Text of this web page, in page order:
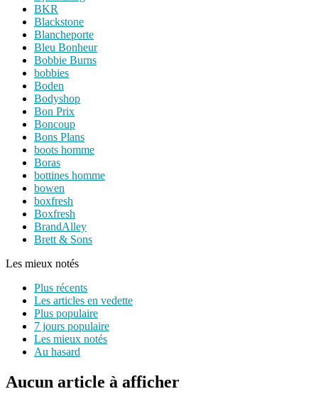
BKR
Blackstone
Blancheporte
Bleu Bonheur
Bobbie Burns
bobbies
Boden
Bodyshop
Bon Prix
Boncoup
Bons Plans
boots homme
Boras
bottines homme
bowen
boxfresh
Boxfresh
BrandAlley
Brett & Sons
Les mieux notés
Plus récents
Les articles en vedette
Plus populaire
7 jours populaire
Les mieux notés
Au hasard
Aucun article à afficher